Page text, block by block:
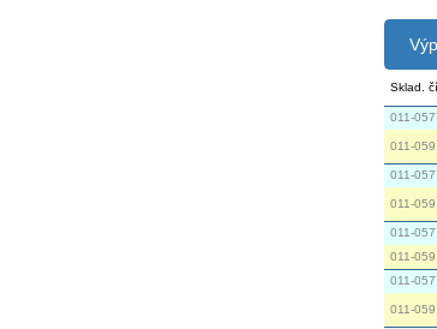
Sklad.
011-
011-
011-
011-
011-
011-
011-
011-